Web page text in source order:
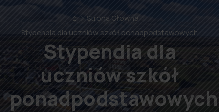
⌂
Strona Główna
Stypendia dla uczniów szkół ponadpodstawowych
Stypendia dla
uczniów szkół
ponadpodstawowych